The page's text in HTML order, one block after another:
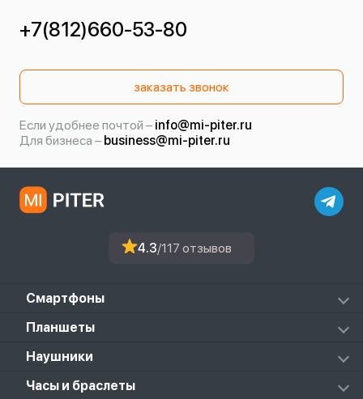
+7(812)660-53-80
заказать звонок
Если удобнее почтой – info@mi-piter.ru
Для бизнеса – business@mi-piter.ru
4.3/117 отзывов
Смартфоны
Redmi
Mi
Black Shark
Планшеты
Mi Pad 6S Pro
Mi Pad 7 Pro
Наушники
Mi FlipBuds Pro
Часы и браслеты